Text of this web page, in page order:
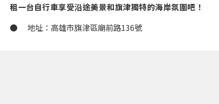
租一台自行車享受沿途美景和旗津獨特的海岸氛圍吧！
● 地址：高雄市旗津區廟前路136號